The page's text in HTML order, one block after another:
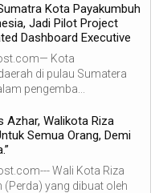
Kota Payakumbuh
Jadi Pilot Project
Dashboard Executive
Kota
di pulau Sumatera
pengemba...
Azhar, Walikota Riza
Semua Orang, Demi
Wali Kota Riza
(Perda) yang dibuat oleh